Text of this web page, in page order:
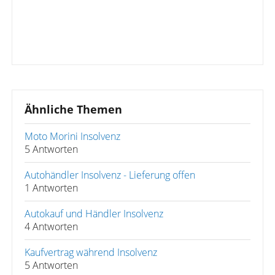
Ähnliche Themen
Moto Morini Insolvenz
5 Antworten
Autohändler Insolvenz - Lieferung offen
1 Antworten
Autokauf und Händler Insolvenz
4 Antworten
Kaufvertrag während Insolvenz
5 Antworten